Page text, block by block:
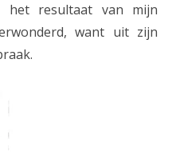
het resultaat van mijn
want uit zijn